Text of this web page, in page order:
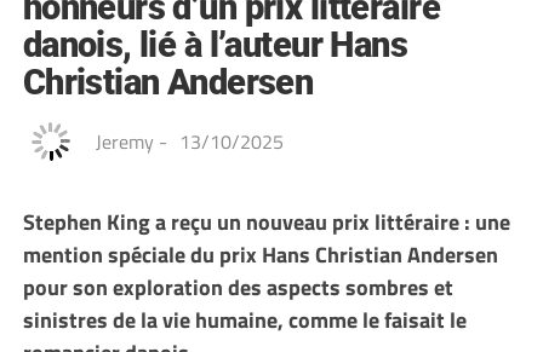
danois, lié à l’auteur Hans
Christian Andersen
Jeremy - 13/10/2025
Stephen King a reçu un nouveau prix littéraire : une
mention spéciale du prix Hans Christian Andersen
pour son exploration des aspects sombres et
sinistres de la vie humaine, comme le faisait le